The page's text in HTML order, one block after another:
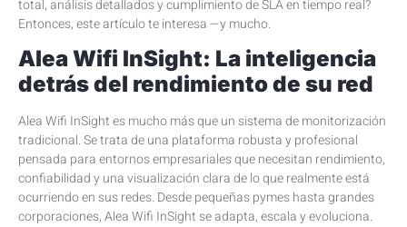
total, análisis detallados y cumplimiento de SLA en tiempo real?
Entonces, este artículo te interesa —y mucho.
Alea Wifi InSight: La inteligencia
detrás del rendimiento de su red
Alea Wifi InSight es mucho más que un sistema de monitorización
tradicional. Se trata de una plataforma robusta y profesional
pensada para entornos empresariales que necesitan rendimiento,
confiabilidad y una visualización clara de lo que realmente está
ocurriendo en sus redes. Desde pequeñas pymes hasta grandes
corporaciones, Alea Wifi InSight se adapta, escala y evoluciona.